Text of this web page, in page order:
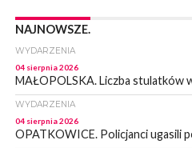
NAJNOWSZE.
WYDARZENIA
04 sierpnia 2026
MAŁOPOLSKA. Liczba stulatków
WYDARZENIA
04 sierpnia 2026
OPATKOWICE. Policjanci ugasili